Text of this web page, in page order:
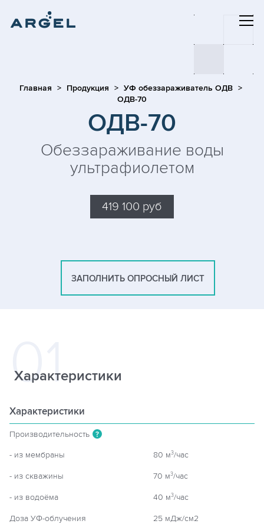
Главная Продукция
УФ обеззараживатель ОДВ
ОДВ-70
ОДВ-70
Обеззараживание воды
ультрафиолетом
419 100 руб
ЗАПОЛНИТЬ ОПРОСНЫЙ ЛИСТ
Характеристики
Характеристики
Производительность ?
- из мембраны 80 м3/час
- из скважины 70 м3/час
- из водоёма 40 м3/час
Доза УФ-облучения 25 мДж/см2